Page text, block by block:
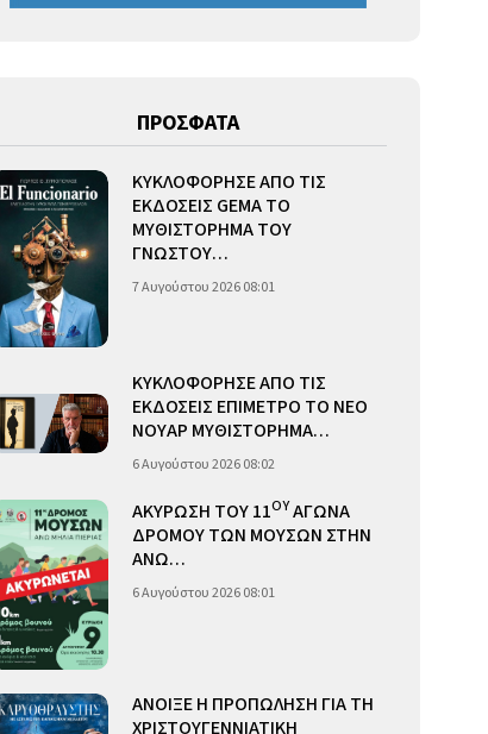
ΠΡΟΣΦΑΤΑ
ΚΥΚΛΟΦΟΡΗΣΕ ΑΠΟ ΤΙΣ
ΕΚΔΟΣΕΙΣ GEMA ΤΟ
ΜΥΘΙΣΤΟΡΗΜΑ ΤΟΥ
ΓΝΩΣΤΟΥ…
7 Αυγούστου 2026 08:01
ΚΥΚΛΟΦΟΡΗΣΕ ΑΠΟ ΤΙΣ
ΕΚΔΟΣΕΙΣ ΕΠΙΜΕΤΡΟ ΤΟ ΝΕΟ
ΝΟΥΑΡ ΜΥΘΙΣΤΟΡΗΜΑ…
6 Αυγούστου 2026 08:02
ΑΚΥΡΩΣΗ ΤΟΥ 11ΟΥΑΓΩΝΑ
ΔΡΟΜΟΥ ΤΩΝ ΜΟΥΣΩΝ ΣΤΗΝ
ΑΝΩ…
6 Αυγούστου 2026 08:01
ΑΝΟΙΞΕ Η ΠΡΟΠΩΛΗΣΗ ΓΙΑ ΤΗ